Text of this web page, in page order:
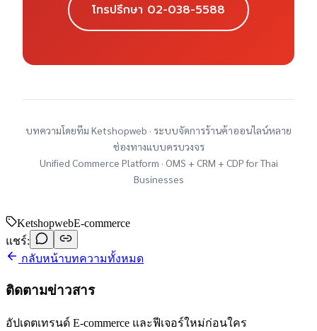
โทรปรึกษา 02-038-5588
บทความโดยทีม Ketshopweb · ระบบจัดการร้านค้าออนไลน์หลาย
ช่องทางแบบครบวงจร
Unified Commerce Platform · OMS + CRM + CDP for Thai
Businesses
KetshopwebE-commerce
แชร์:
กลับหน้าบทความทั้งหมด
ติดตามข่าวสาร
อัปเดตเทรนด์ E-commerce และฟีเจอร์ใหม่ก่อนใคร